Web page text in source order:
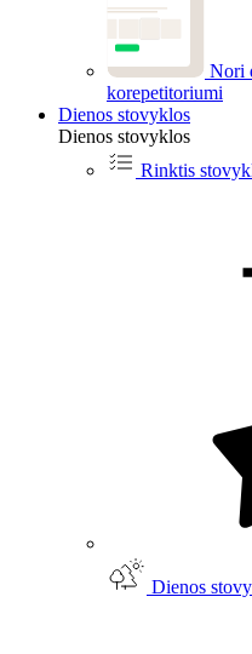
Nori
korepetitoriumi
Dienos stovyklos
Dienos stovyklos
Rinktis
Dienos